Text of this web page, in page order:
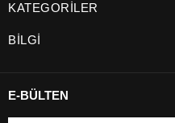
KATEGORİLER
BİLGİ
E-BÜLTEN